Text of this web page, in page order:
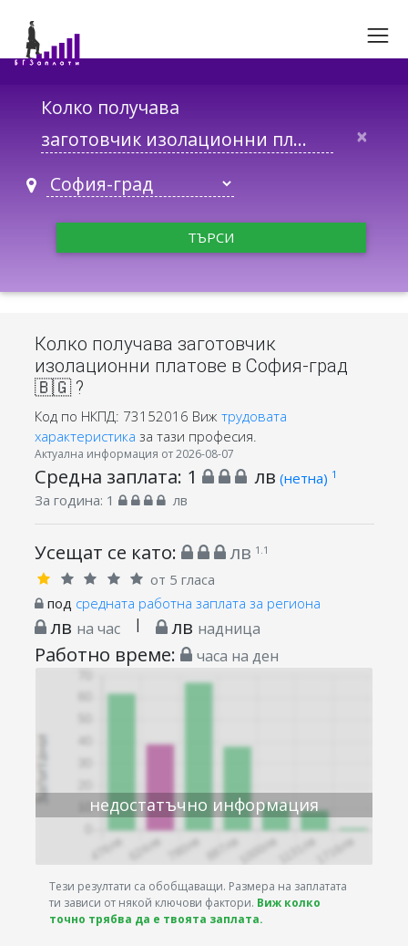
Колко получава
×
ТЪРСИ
Колко получава заготовчик
изолационни платове в София-град
🇧🇬 ?
Код по НКПД: 73152016 Виж трудовата
характеристика за тази професия.
Актуална информация от 2026-08-07
Средна заплата: 1 лв (нетна) 1
За година: 1 лв
Усещат се като: лв 1.1
от 5 гласа
под средната работна заплата за региона
лв на час | лв надница
Работно време: часа на ден
недостатъчно информация
Тези резултати са обобщаващи. Размера на заплатата
ти зависи от някой ключови фактори. Виж колко
точно трябва да е твоята заплата.